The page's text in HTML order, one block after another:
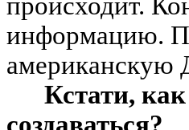
информацию.
Кстати,